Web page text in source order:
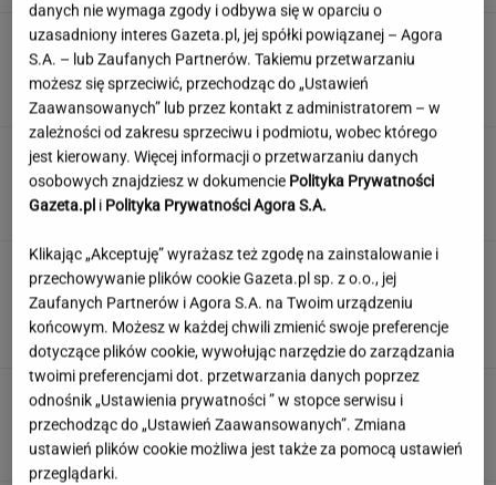
Quiz ortograficzny sprawdzi, czy umiesz pisać
po polsku. H czy CH?
Jedno przekonanie może utrudniać życie
osobom z astygmatyzmem. Zwłaszcza latem
MATERIAŁ PROMOCYJNY
"Wymieniłam mojego byłego na
jego wujka milionera". Tak wciągają
mikrodramy
SUBSKRYPCJA
Teściowa mówi, że jest mamą jej
dziecka. "Chyba oszaleję"
KLAUDIA KIERZKOWSKA
danych nie wymaga zgody i odbywa się w oparciu o
uzasadniony interes Gazeta.pl, jej spółki powiązanej – Agora
S.A. – lub Zaufanych Partnerów. Takiemu przetwarzaniu
możesz się sprzeciwić, przechodząc do „Ustawień
Zaawansowanych” lub przez kontakt z administratorem – w
zależności od zakresu sprzeciwu i podmiotu, wobec którego
jest kierowany. Więcej informacji o przetwarzaniu danych
osobowych znajdziesz w dokumencie Polityka Prywatności
Gazeta.pl i Polityka Prywatności Agora S.A.
Klikając „Akceptuję” wyrażasz też zgodę na zainstalowanie i
przechowywanie plików cookie Gazeta.pl sp. z o.o., jej
Zaufanych Partnerów i Agora S.A. na Twoim urządzeniu
końcowym. Możesz w każdej chwili zmienić swoje preferencje
dotyczące plików cookie, wywołując narzędzie do zarządzania
twoimi preferencjami dot. przetwarzania danych poprzez
odnośnik „Ustawienia prywatności ” w stopce serwisu i
przechodząc do „Ustawień Zaawansowanych”. Zmiana
ustawień plików cookie możliwa jest także za pomocą ustawień
przeglądarki.